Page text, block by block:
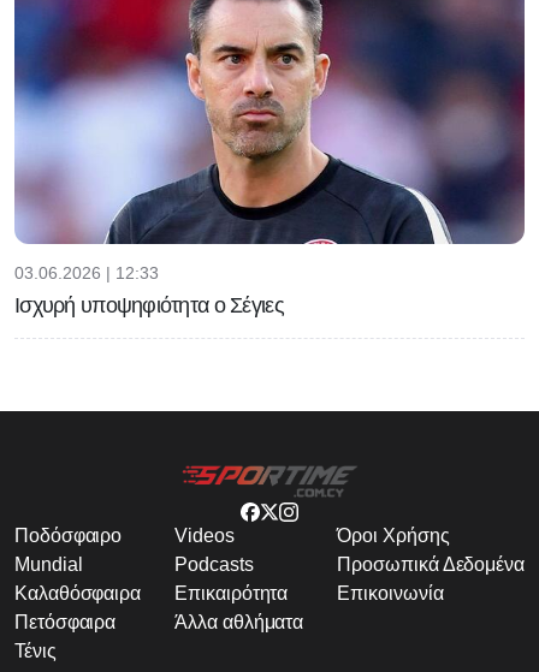
03.06.2026 | 12:33
Ισχυρή υποψηφιότητα ο Σέγιες
Ποδόσφαιρο
Mundial
Καλαθόσφαιρα
Πετόσφαιρα
Τένις
Videos
Podcasts
Επικαιρότητα
Άλλα αθλήματα
Όροι Χρήσης
Προσωπικά Δεδομένα
Επικοινωνία